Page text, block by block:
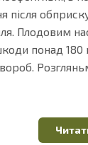
після
Плодовим
понад 180